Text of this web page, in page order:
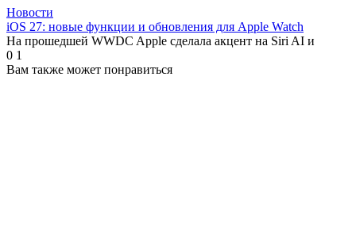
Новости
iOS 27: новые функции и обновления для Apple Watch
На прошедшей WWDC Apple сделала акцент на Siri AI и
0 1
Вам также может понравиться